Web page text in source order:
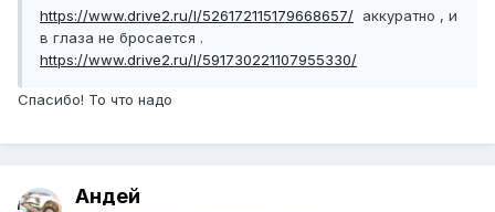
https://www.drive2.ru/l/526172115179668657/ аккуратно , и
в глаза не бросается .
https://www.drive2.ru/l/591730221107955330/
Спасибо! То что надо
Андей